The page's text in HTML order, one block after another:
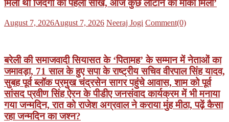
मिली थी जिंदगी की पहली सीख, आज कुछ लौटाने का मौका मिला’
Posted
August 7, 2026August 7, 2026 Author
Neeraj Jogi Comment(0)
बरेली की समाजवादी सियासत के ‘पितामह’ के सम्मान में नेताओं का
जमावड़ा, 71 साल के हुए सपा के राष्ट्रीय सचिव वीरपाल सिंह यादव,
सुबह पूर्व ब्लॉक प्रमुख चंद्रसेन सागर पहुंचे आवास, शाम को पूर्व
सांसद प्रवीण सिंह ऐरन के पीडीए जनसंवाद कार्यक्रम में भी मनाया
गया जन्मदिन, रात को राजेश अग्रवाल ने कराया मुंह मीठा, पढ़ें कैसा
रहा जन्मदिन का जश्न?